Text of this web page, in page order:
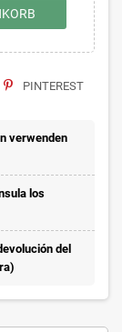
PINTEREST
verwenden
los
del